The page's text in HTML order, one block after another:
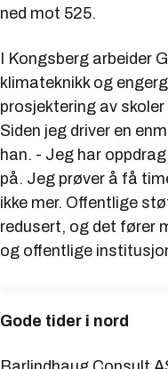
ned mot 525.
I Kongsberg arbeider
klimateknikk og
prosjektering av
Siden jeg driver en
han. - Jeg har
på. Jeg prøver å få
ikke mer. Offentlige
redusert, og det fører
og offentlige
Gode tider i nord